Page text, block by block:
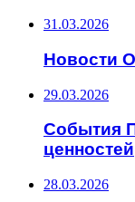
31.03.2026
Новости
29.03.2026
События
ценностей
28.03.2026